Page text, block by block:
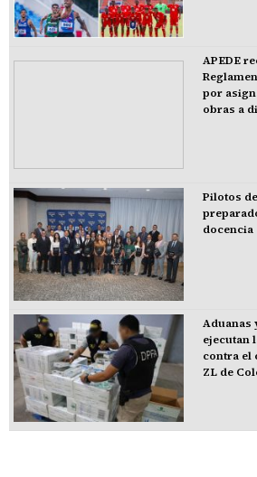
APEDE
por
obras a
Pilotos
docencia
Aduanas
ejecutan
contra el
ZL de